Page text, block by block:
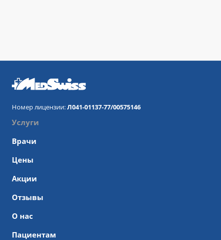
Номер лицензии:Л041-01137-77/00575146
Услуги
Врачи
Цены
Акции
Отзывы
О нас
Пациентам